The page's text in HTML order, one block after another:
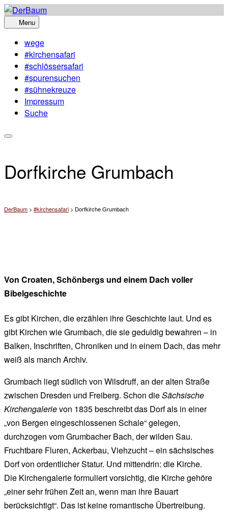
Skip
to
Menu
wege
#kirchensafari
#schlössersafari
#spurensuchen
#sühnekreuze
Impressum
Suche
Dorfkirche Grumbach
DerBaum > #kirchensafari > Dorfkirche Grumbach
Von Croaten, Schönbergs und einem Dach voller
Bibelgeschichte
Es gibt Kirchen, die erzählen ihre Geschichte laut. Und es
gibt Kirchen wie Grumbach, die sie geduldig bewahren – in
Balken, Inschriften, Chroniken und in einem Dach, das mehr
weiß als manch Archiv.
Grumbach liegt südlich von Wilsdruff, an der alten Straße
zwischen Dresden und Freiberg. Schon dieSächsische
Kirchengalerievon 1835 beschreibt das Dorf als in einer
„von Bergen eingeschlossenen Schale“ gelegen,
durchzogen vom Grumbacher Bach, der wilden Sau.
Fruchtbare Fluren, Ackerbau, Viehzucht – ein sächsisches
Dorf von ordentlicher Statur. Und mittendrin: die Kirche.
Die Kirchengalerie formuliert vorsichtig, die Kirche gehöre
„einer sehr frühen Zeit an, wenn man ihre Bauart
berücksichtigt“. Das ist keine romantische Übertreibung.